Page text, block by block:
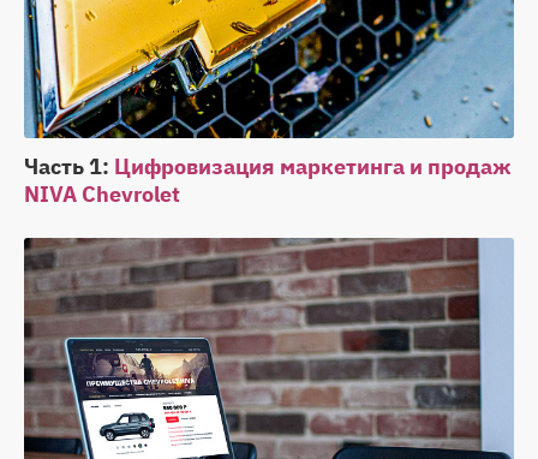
Часть 1: Цифровизация маркетинга и продаж
NIVA Chevrolet